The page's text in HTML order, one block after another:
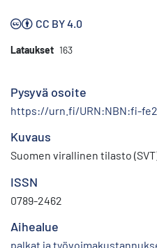
CC BY 4.0
Lataukset 163
Pysyvä osoite
https://urn.fi/URN:NBN:fi-
Kuvaus
Suomen virallinen tilasto
ISSN
0789-2462
Aihealue
palkat ja